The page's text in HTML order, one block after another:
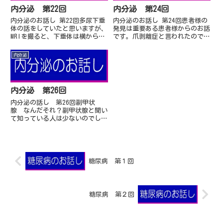
内分泌 第22回
内分泌のお話し 第22回多尿下垂
体の話をしていたと思いますが、
MRIを撮ると、下垂体は横から耳
Sagital section(T1強調)で)白
く(高信号)に見えるところが
あ...
内分泌 第24回
内分泌のお話し 第24回患者様の
発見は重要ある患者様からのお話
です。爪剥離症と言われたのです
内分泌
内分泌 第26回
内分泌の話し 第26回副甲状
腺 なんだそれ？副甲状腺と聞い
て知っている人は少ないのでしょ
糖尿病 第１回
糖尿病 第２回